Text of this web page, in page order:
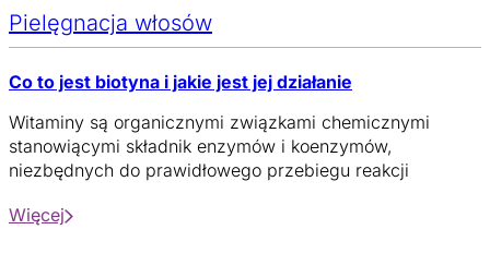
Pielęgnacja włosów
Co to jest biotyna i jakie jest jej działanie
Witaminy są organicznymi związkami chemicznymi
stanowiącymi składnik enzymów i koenzymów,
niezbędnych do prawidłowego przebiegu reakcji
rozwiniętych, praktycznie nie obserwuje się zjawiska
Więcej